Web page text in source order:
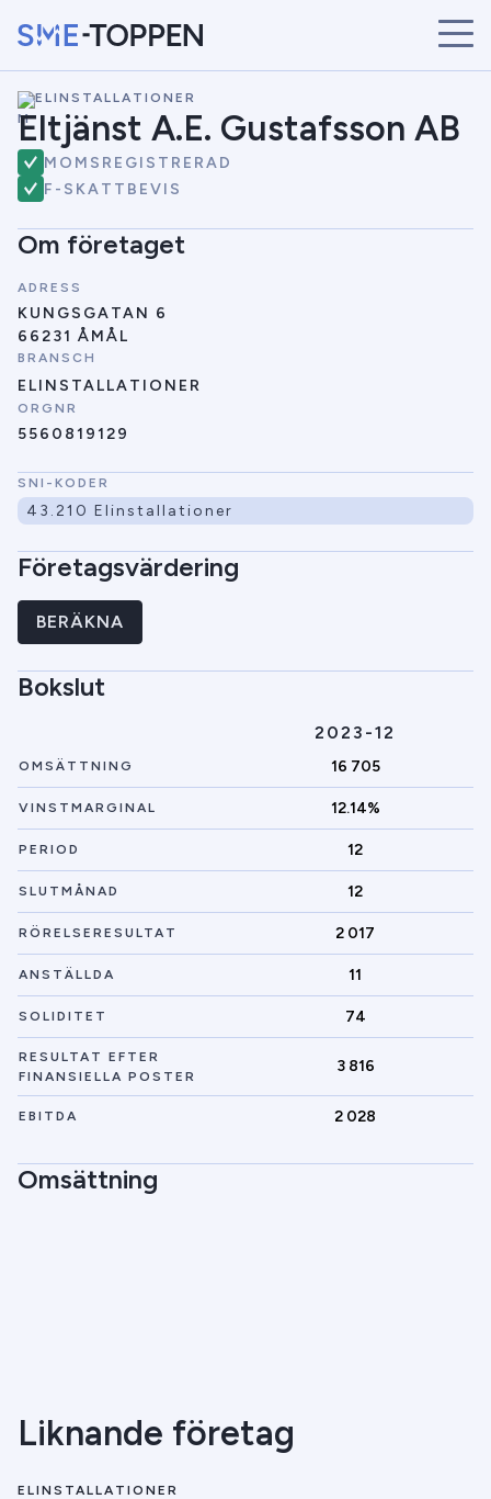
START
ÅRETS VINNARE
BRANSCHER
SÖK
NYHETER
\ELINSTALLATIONER
Eltjänst A.E. Gustafsson AB
MOMSREGISTRERAD
F-SKATTBEVIS
Om företaget
ADRESS
KUNGSGATAN 6
66231 ÅMÅL
BRANSCH
ELINSTALLATIONER
ORGNR
5560819129
SNI-KODER
43.210 Elinstallationer
Företagsvärdering
BERÄKNA
Bokslut
2023-12
OMSÄTTNING 16 705
VINSTMARGINAL 12.14%
PERIOD 12
SLUTMÅNAD 12
RÖRELSERESULTAT 2 017
ANSTÄLLDA 11
SOLIDITET 74
RESULTAT EFTER
FINANSIELLA POSTER
3 816
EBITDA 2 028
Omsättning
Liknande företag
ELINSTALLATIONER